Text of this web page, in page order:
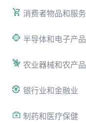
消费者物品和服务
半导体和电子产品
农业器械和农产品
银行业和金融业
制药和医疗保健